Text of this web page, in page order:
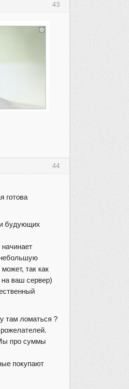
43
44
готова
будующих
небольшую
так как
на ваш сервер)
там ломаться ?
про суммы
покупают